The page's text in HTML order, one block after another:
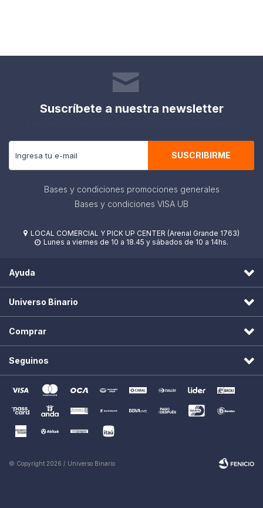
Suscríbete a nuestra newsletter
SUSCRIBIRME
Bases y condiciones promociones generales
Bases y condiciones VISA UB
 LOCAL COMERCIAL Y PICK UP CENTER (Arenal Grande 1763)
 Lunes a viernes de 10 a 18.45 y sábados de 10 a 14hs.
Ayuda
Universo Binario
Comprar
Seguinos
© Copyright 2026 / Universo Binario